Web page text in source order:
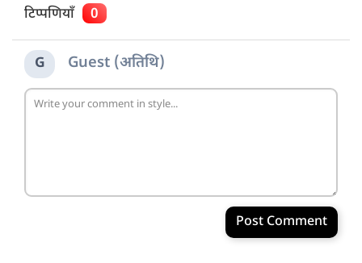
टिप्पणियाँ 0
G Guest (अतिथि)
Post Comment